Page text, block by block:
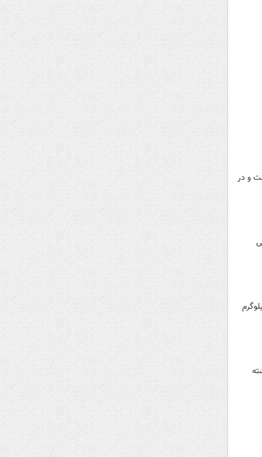
است و در
زمان باقی مانده تکلیف حسن یزدانی و «دیوید تیلور» در وزن ۸۶ کیلوگرم